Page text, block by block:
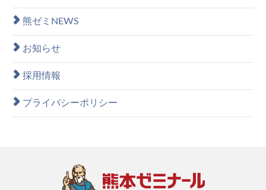
熊ゼミNEWS
お知らせ
採用情報
プライバシーポリシー